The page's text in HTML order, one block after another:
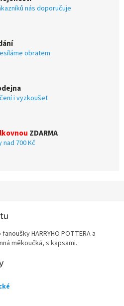
nás doporučuje
obratem
i vyzkoušet
ZDARMA
700 Kč
HARRYHO POTTERA a
měkoučká, s kapsami.